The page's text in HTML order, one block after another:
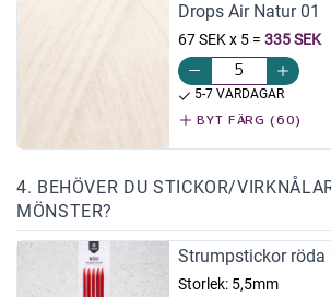
Drops Air Natur 01
67 SEK x 5= 335 SEK
5-7 VARDAGAR
BYT FÄRG (60)
4. BEHÖVER DU STICKOR/
MÖNSTER?
Strumpstickor röda
Storlek: 5,5mm